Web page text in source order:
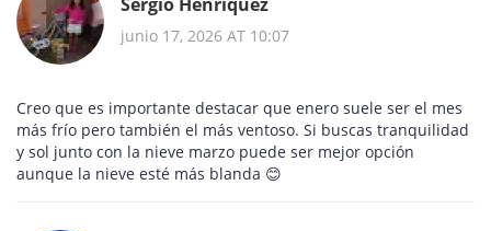
junio 17, 2026 AT 10:07
Creo que es importante destacar que enero suele ser el mes
más frío pero también el más ventoso. Si buscas tranquilidad
y sol junto con la nieve marzo puede ser mejor opción
aunque la nieve esté más blanda 😊